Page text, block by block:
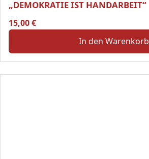
„DEMOKRATIE IST HANDARBEIT“
15,00€
In den Warenkorb